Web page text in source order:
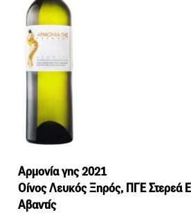
Αρμονία γης 2021
Οίνος Λευκός Ξηρός, ΠΓΕ Στερεά
Αβαντίς